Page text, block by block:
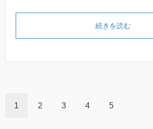
続きを読む
1 2 3 4 5